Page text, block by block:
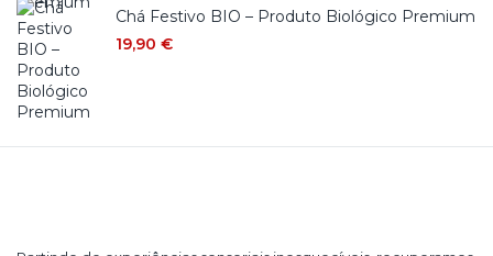
Chá Festivo BIO – Produto Biológico Premium
19,90 €